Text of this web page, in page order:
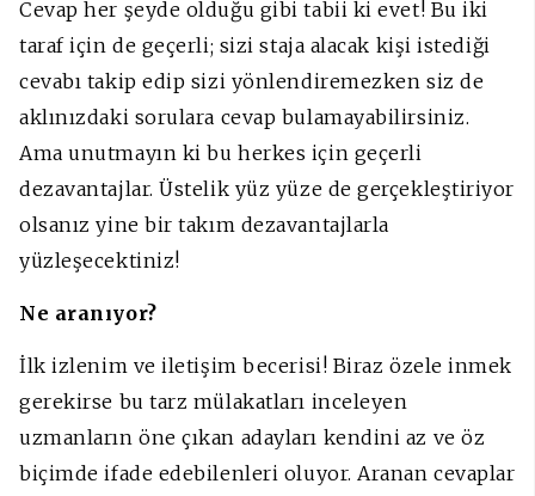
Cevap her şeyde olduğu gibi tabii ki evet! Bu iki
taraf için de geçerli; sizi staja alacak kişi istediği
cevabı takip edip sizi yönlendiremezken siz de
aklınızdaki sorulara cevap bulamayabilirsiniz.
Ama unutmayın ki bu herkes için geçerli
dezavantajlar. Üstelik yüz yüze de gerçekleştiriyor
olsanız yine bir takım dezavantajlarla
yüzleşecektiniz!
Ne aranıyor?
İlk izlenim ve iletişim becerisi! Biraz özele inmek
gerekirse bu tarz mülakatları inceleyen
uzmanların öne çıkan adayları kendini az ve öz
biçimde ifade edebilenleri oluyor. Aranan cevaplar